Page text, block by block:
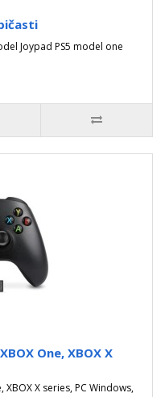
Joypad PS5 model one
One, XBOX X
X series, PC Windows,